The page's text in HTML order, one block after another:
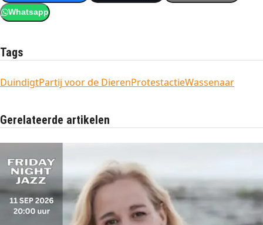
Whatsapp
Tags
DuindigtPartij voor de DierenProtestactieWassenaar
Gerelateerde artikelen